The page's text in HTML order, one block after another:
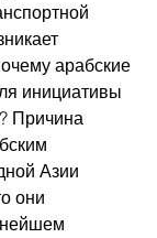
арабские
инициативы
Причина
Азии
они